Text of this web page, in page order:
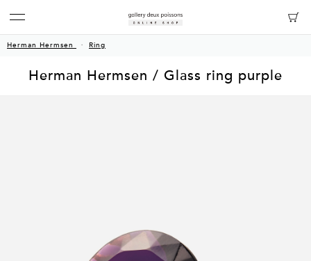
Herman Hermsen Ring
Herman Hermsen / Glass ring purple